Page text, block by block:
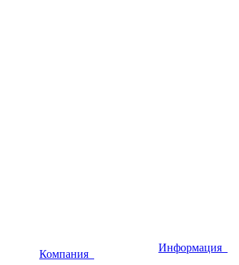
Компания
Информация